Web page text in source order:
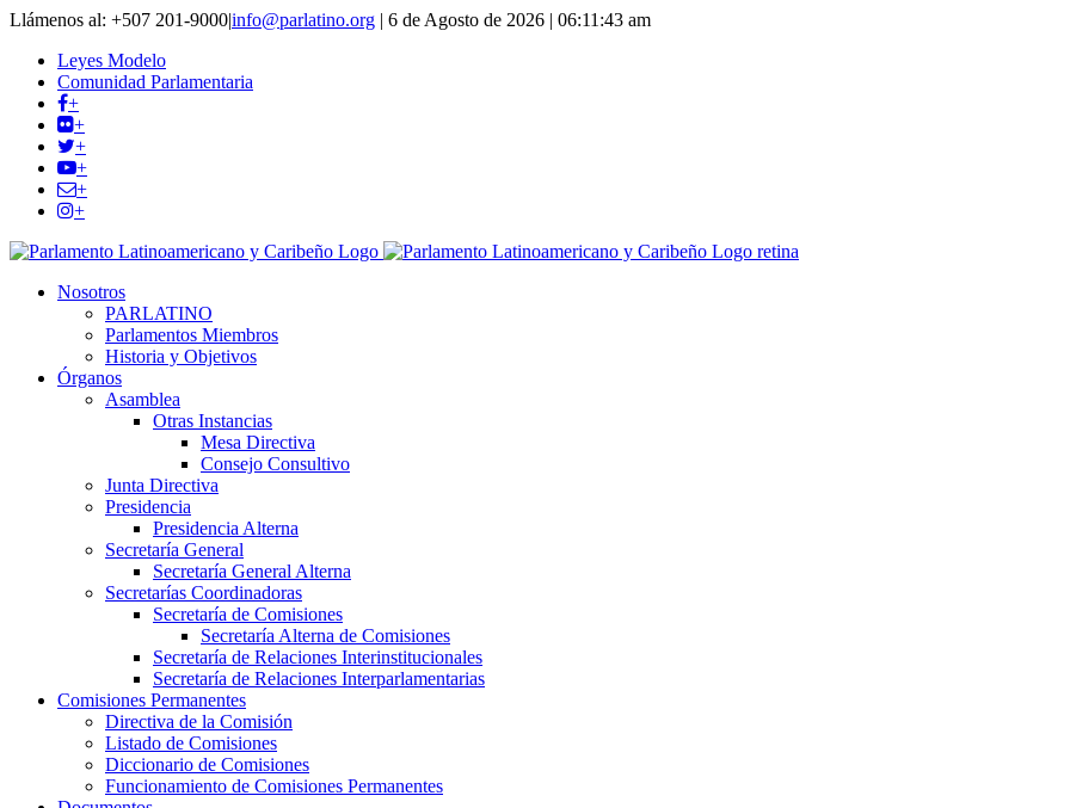
Llámenos al: +507 201-9000|info@parlatino.org | 6 de Agosto de 2026 | 06:11:44 am
Leyes Modelo
Comunidad Parlamentaria
+
+
+
+
+
+
Nosotros
PARLATINO
Parlamentos Miembros
Historia y Objetivos
Órganos
Asamblea
Otras Instancias
Mesa Directiva
Consejo Consultivo
Junta Directiva
Presidencia
Presidencia Alterna
Secretaría General
Secretaría General Alterna
Secretarías Coordinadoras
Secretaría de Comisiones
Secretaría Alterna de Comisiones
Secretaría de Relaciones Interinstitucionales
Secretaría de Relaciones Interparlamentarias
Comisiones Permanentes
Directiva de la Comisión
Listado de Comisiones
Diccionario de Comisiones
Funcionamiento de Comisiones Permanentes